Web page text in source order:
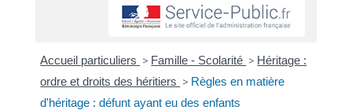
Accueil particuliers > Famille - Scolarité > Héritage :
ordre et droits des héritiers > Règles en matière
d'héritage : défunt ayant eu des enfants